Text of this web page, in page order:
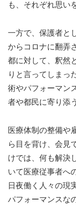
も、それぞれ思い
一方で、保護者と
からコロナに翻弄
都に対して、釈然
りと言ってしまっ
術やパフォーマン
者や都民に寄り添
医療体制の整備や
ら目を背け、会見
けでは、何も解決
いて医療従事者へ
日夜働く人々の現
パフォーマンスな